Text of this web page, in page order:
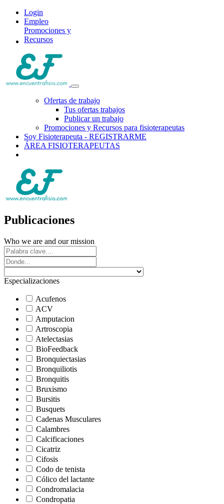
Login
Empleo
Promociones y
Recursos
Ofertas de trabajo
Tus ofertas trabajos
Publicar un trabajo
Promociones y Recursos para fisioterapeutas
Soy Fisioterapeuta - REGISTRARME
ÁREA FISIOTERAPEUTAS
Publicaciones
Who we are and our mission
Especializaciones
Acufenos
ACV
Amputacion
Artroscopia
Atelectasias
BioFeedback
Bronquiectasias
Bronquiliotis
Bronquitis
Bruxismo
Bursitis
Busquets
Cadenas Musculares
Calambres
Calcificaciones
Cicatriz
Cifosis
Codo de tenista
Cólico del lactante
Condromalacia
Condropatia